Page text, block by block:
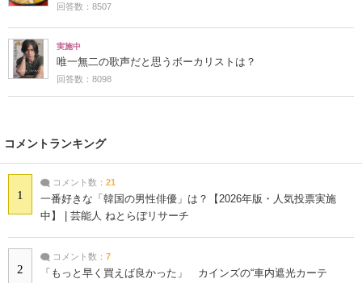
回答数：8507
実施中
唯一無二の歌声だと思うボーカリストは？
回答数：8098
コメントランキング
1
コメント数： 21
一番好きな「韓国の男性俳優」は？【2026年版・人気投票実施
中】 | 芸能人 ねとらぼリサーチ
2
コメント数： 7
「もっと早く買えば良かった」 カインズの“車内遮光カーテ